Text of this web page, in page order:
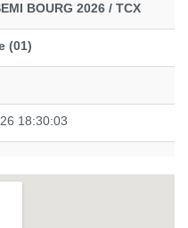
BOURG 2026 / TCX
(01)
18:30:03